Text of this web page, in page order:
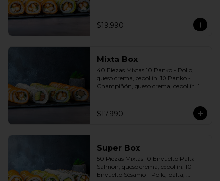
a elección soya o agridulce Bless + 3
palitos
$19.990
Mixta Box
40 Piezas Mixtas 10 Panko - Pollo,
queso crema, cebollín. 10 Panko -
Champiñón, queso crema, cebollín. 10
palta, cebollín. Incluye: 2 Salsa soya 2
Salsa agridulce Bless 3 palitos
$17.990
Super Box
50 Piezas Mixtas 10 Envuelto Palta -
Salmón, queso crema, cebollín. 10
Envuelto Sésamo - Pollo, palta,